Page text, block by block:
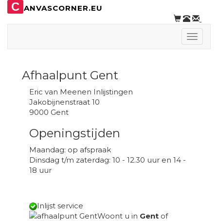
C ANVASCORNER.EU
Toggle
Afhaalpunt Gent
Eric van Meenen Inlijstingen
Jakobijnenstraat 10
9000 Gent
Openingstijden
Maandag: op afspraak
Dinsdag t/m zaterdag: 10 - 12.30 uur en 14 -
18 uur
Inlijst service
Woont u in Gent of